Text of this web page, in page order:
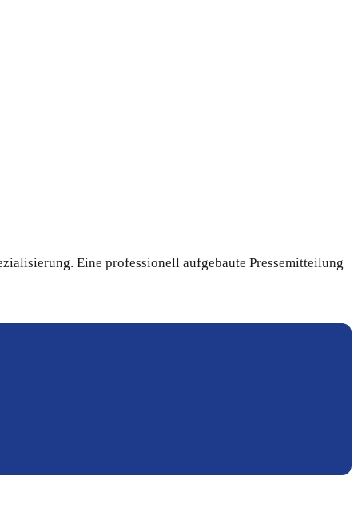
Eine professionell aufgebaute Pressemitteilung